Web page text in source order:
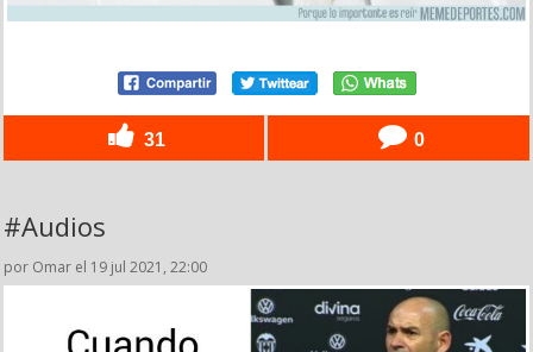
31 0
#Audios
por Omar el 19 jul 2021, 22:00